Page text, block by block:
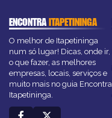
ENCONTRAITAPETININGA
O melhor de Itapetininga
num só lugar! Dicas, onde ir,
o que fazer, as melhores
empresas, locais, serviços e
muito mais no guia Encontra
Itapetininga.